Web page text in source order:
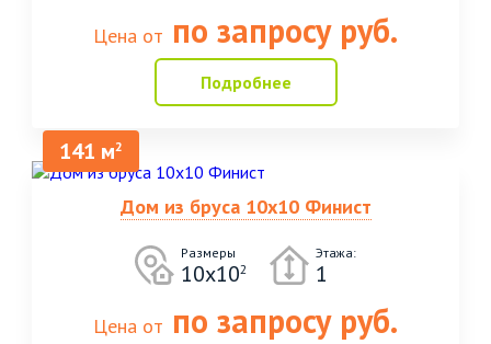
Цена от по запросу руб.
Подробнее
141 м2
Дом из бруса 10х10 Финист
Размеры
10х102
Этажа:
1
Цена от по запросу руб.